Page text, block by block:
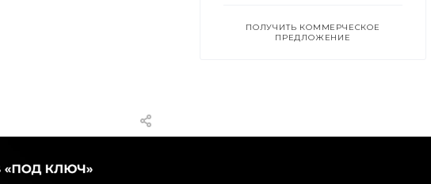
ПОЛУЧИТЬ КОММЕРЧЕСКОЕ
ПРЕДЛОЖЕНИЕ